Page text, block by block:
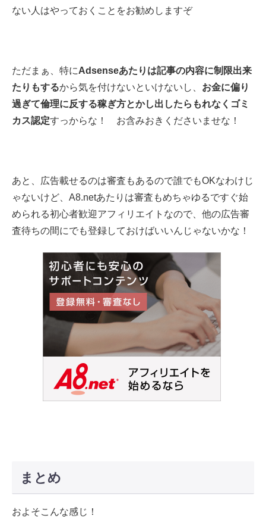
ない人はやっておくことをお勧めしますぞ
ただまぁ、特にAdsenseあたりは記事の内容に制限出来
たりもするから気を付けないといけないし、 お金に偏り
過ぎて倫理に反する稼ぎ方とかし出したらもれなくゴミ
カス認定すっからな！ お含みおきくださいませな！
あと、広告載せるのは審査もあるので誰でもOKなわけじ
ゃないけど、A8.netあたりは審査もめちゃゆるですぐ始
められる初心者歓迎アフィリエイトなので、他の広告審
査待ちの間にでも登録しておけばいいんじゃないかな！
まとめ
およそこんな感じ！